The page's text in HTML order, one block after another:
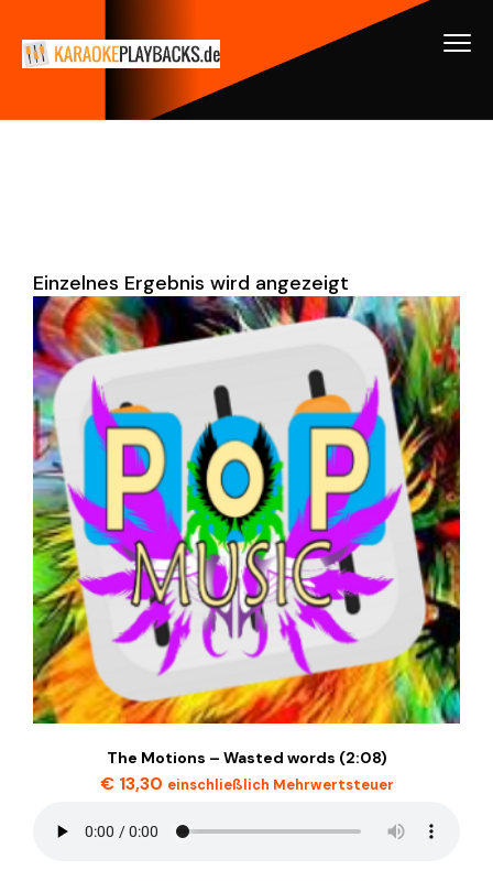
Einzelnes Ergebnis wird angezeigt
The Motions – Wasted words (2:08)
€13,30 einschließlich Mehrwertsteuer